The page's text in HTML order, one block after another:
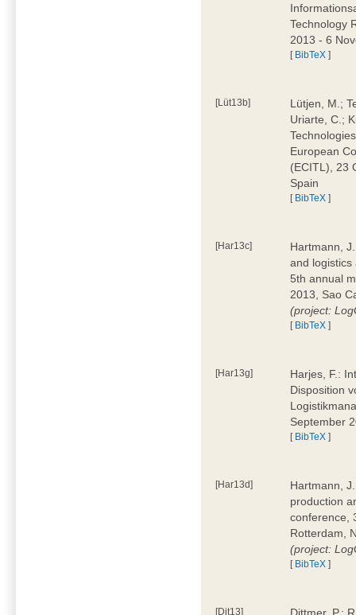
Technology
2013 - 6
[ BibTeX ]
[Lüt13b]
Lütjen, M.;
Uriarte, C.;
European
(ECITL), 23
Spain
[ BibTeX ]
[Har13c]
Hartmann,
and logistics
5th annual
2013, Sao
(project:
[ BibTeX ]
[Har13g]
Harjes, F.:
Disposition
September
[ BibTeX ]
[Har13d]
Hartmann,
production
conference,
Rotterdam,
(project:
[ BibTeX ]
[Dit13]
Dittmer, P.: